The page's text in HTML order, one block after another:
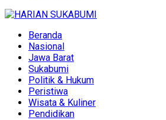
Beranda
Nasional
Jawa Barat
Sukabumi
Politik & Hukum
Peristiwa
Wisata & Kuliner
Pendidikan